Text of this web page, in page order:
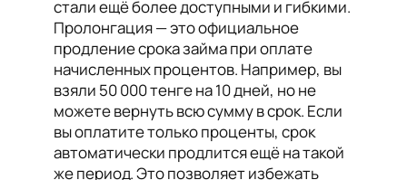
стали ещё более доступными и гибкими.
Пролонгация — это официальное
продление срока займа при оплате
начисленных процентов. Например, вы
взяли 50 000 тенге на 10 дней, но не
можете вернуть всю сумму в срок. Если
вы оплатите только проценты, срок
автоматически продлится ещё на такой
же период. Это позволяет избежать